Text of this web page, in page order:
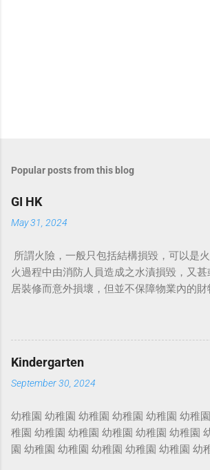
Popular posts from this blog
GI HK
May 31, 2024
所謂火險，一般只包括結構損毀，可以是
火過程中由消防人員造成之水漬損毀，又
居裝修而意外損壞，但並不保障物業內的
邊間好 家居保險漏水 家居保險火險 村屋
險 家居保險範圍 家居保險幾時買 例如颱
而且更會賠償因居所不能入住而導致的臨時
會時要求買的火險主要承保建築樓宇結構，
窗台等損毀，家居財物及裝修等損失則不保
險 家居保險推介 火險 火險報價 按揭
險最平 火險保費 家居火險 火險價錢
火災保險 樓宇結構保險 投保火險需要什
Kindergarten
September 30, 2024
幼稚園 幼稚園 幼稚園 幼稚園 幼稚園 幼稚
稚園 幼稚園 幼稚園 幼稚園 幼稚園 幼稚園
園 幼稚園 幼稚園 幼稚園 幼稚園 幼稚園 幼